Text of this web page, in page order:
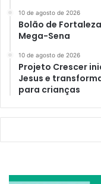
10 de agosto de 2026
Bolão de
Mega-Sena
10 de agosto de 2026
Projeto Crescer
Jesus e
para crianças